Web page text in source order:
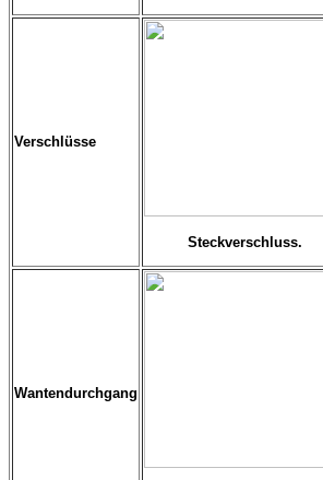
Verschlüsse
Steckverschluss.
Wantendurchgang